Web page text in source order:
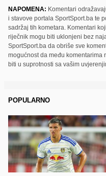
NAPOMENA: Komentari
i stavove portala SportSport.ba te
sadržaj tih kometara. Komentari
riječnik mogu biti uklonjeni bez
SportSport.ba da obriše sve
mogućnost da među komentarima
biti u suprotnosti sa vašim
POPULARNO